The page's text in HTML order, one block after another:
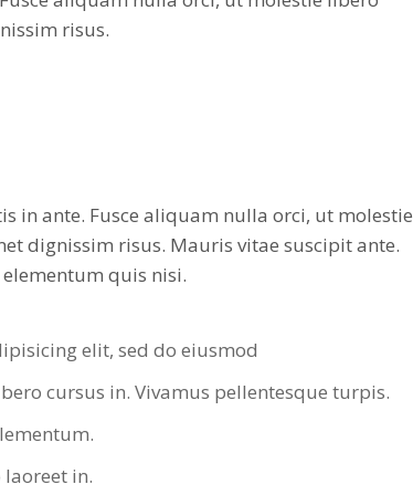
risus.
in ante. Fusce aliquam nulla orci, ut molestie
dignissim risus. Mauris vitae suscipit ante.
quis nisi.
elit, sed do eiusmod
cursus in. Vivamus pellentesque turpis.
in.